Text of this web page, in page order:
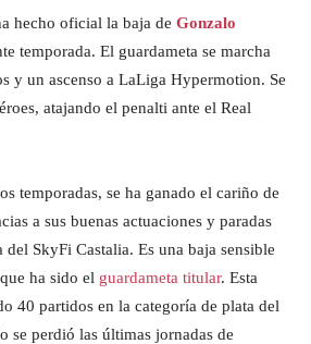
hecho oficial la baja de Gonzalo
temporada. El guardameta se marcha
y un ascenso a LaLiga Hypermotion. Se
atajando el penalti ante el Real
temporadas, se ha ganado el cariño de
a sus buenas actuaciones y paradas
SkyFi Castalia. Es una baja sensible
ha sido el guardameta titular. Esta
40 partidos en la categoría de plata del
se perdió las últimas jornadas de